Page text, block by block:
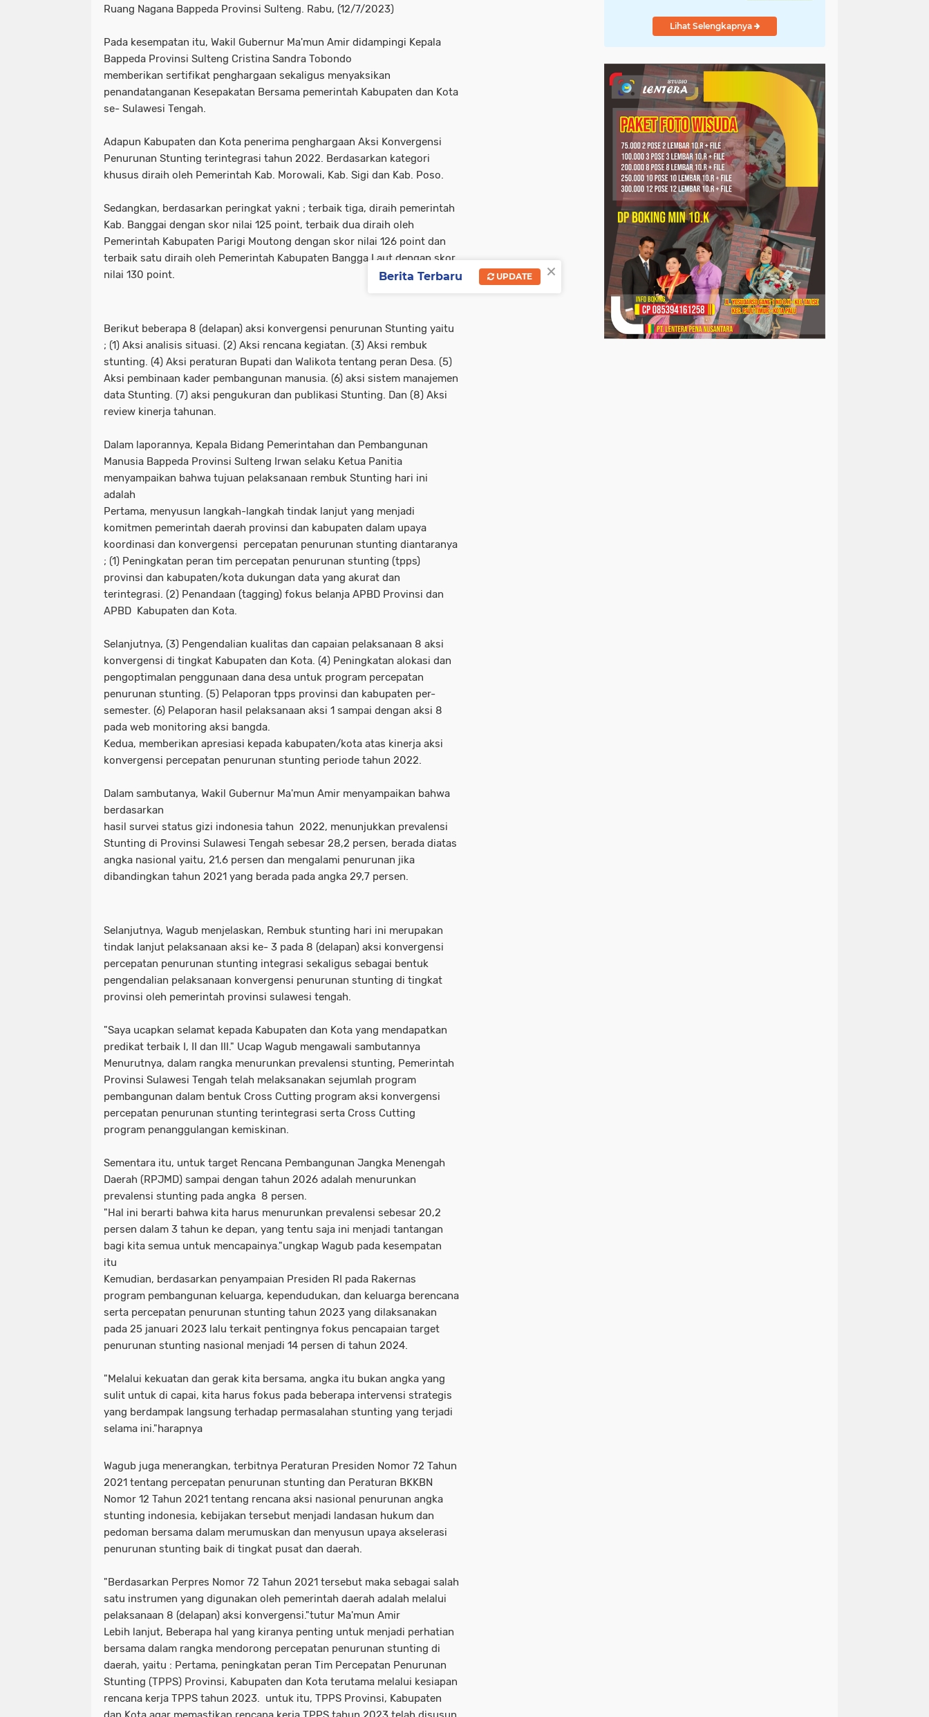
Ruang Nagana Bappeda Provinsi Sulteng. Rabu, (12/7/2023)
Pada kesempatan itu, Wakil Gubernur Ma'mun Amir didampingi Kepala
Bappeda Provinsi Sulteng Cristina Sandra Tobondo
memberikan sertifikat penghargaan sekaligus menyaksikan
penandatanganan Kesepakatan Bersama pemerintah Kabupaten dan Kota
se- Sulawesi Tengah.
Adapun Kabupaten dan Kota penerima penghargaan Aksi Konvergensi
Penurunan Stunting terintegrasi tahun 2022. Berdasarkan kategori
khusus diraih oleh Pemerintah Kab. Morowali, Kab. Sigi dan Kab. Poso.
Sedangkan, berdasarkan peringkat yakni ; terbaik tiga, diraih pemerintah
Kab. Banggai dengan skor nilai 125 point, terbaik dua diraih oleh
Pemerintah Kabupaten Parigi Moutong dengan skor nilai 126 point dan
terbaik satu diraih oleh Pemerintah Kabupaten Bangga Laut dengan skor
nilai 130 point.
Berikut beberapa 8 (delapan) aksi konvergensi penurunan Stunting yaitu
; (1) Aksi analisis situasi. (2) Aksi rencana kegiatan. (3) Aksi rembuk
stunting. (4) Aksi peraturan Bupati dan Walikota tentang peran Desa. (5)
Aksi pembinaan kader pembangunan manusia. (6) aksi sistem manajemen
data Stunting. (7) aksi pengukuran dan publikasi Stunting. Dan (8) Aksi
review kinerja tahunan.
Dalam laporannya, Kepala Bidang Pemerintahan dan Pembangunan
Manusia Bappeda Provinsi Sulteng Irwan selaku Ketua Panitia
menyampaikan bahwa tujuan pelaksanaan rembuk Stunting hari ini
adalah
Pertama, menyusun langkah-langkah tindak lanjut yang menjadi
komitmen pemerintah daerah provinsi dan kabupaten dalam upaya
koordinasi dan konvergensi percepatan penurunan stunting diantaranya
; (1) Peningkatan peran tim percepatan penurunan stunting (tpps)
provinsi dan kabupaten/kota dukungan data yang akurat dan
terintegrasi. (2) Penandaan (tagging) fokus belanja APBD Provinsi dan
APBD Kabupaten dan Kota.
Selanjutnya, (3) Pengendalian kualitas dan capaian pelaksanaan 8 aksi
konvergensi di tingkat Kabupaten dan Kota. (4) Peningkatan alokasi dan
pengoptimalan penggunaan dana desa untuk program percepatan
penurunan stunting. (5) Pelaporan tpps provinsi dan kabupaten per-
semester. (6) Pelaporan hasil pelaksanaan aksi 1 sampai dengan aksi 8
pada web monitoring aksi bangda.
Kedua, memberikan apresiasi kepada kabupaten/kota atas kinerja aksi
konvergensi percepatan penurunan stunting periode tahun 2022.
Dalam sambutanya, Wakil Gubernur Ma'mun Amir menyampaikan bahwa
berdasarkan
hasil survei status gizi indonesia tahun 2022, menunjukkan prevalensi
Stunting di Provinsi Sulawesi Tengah sebesar 28,2 persen, berada diatas
angka nasional yaitu, 21,6 persen dan mengalami penurunan jika
dibandingkan tahun 2021 yang berada pada angka 29,7 persen.
Selanjutnya, Wagub menjelaskan, Rembuk stunting hari ini merupakan
tindak lanjut pelaksanaan aksi ke- 3 pada 8 (delapan) aksi konvergensi
percepatan penurunan stunting integrasi sekaligus sebagai bentuk
pengendalian pelaksanaan konvergensi penurunan stunting di tingkat
provinsi oleh pemerintah provinsi sulawesi tengah.
"Saya ucapkan selamat kepada Kabupaten dan Kota yang mendapatkan
predikat terbaik I, II dan III." Ucap Wagub mengawali sambutannya
Menurutnya, dalam rangka menurunkan prevalensi stunting, Pemerintah
Provinsi Sulawesi Tengah telah melaksanakan sejumlah program
pembangunan dalam bentuk Cross Cutting program aksi konvergensi
percepatan penurunan stunting terintegrasi serta Cross Cutting
program penanggulangan kemiskinan.
Sementara itu, untuk target Rencana Pembangunan Jangka Menengah
Daerah (RPJMD) sampai dengan tahun 2026 adalah menurunkan
prevalensi stunting pada angka 8 persen.
"Hal ini berarti bahwa kita harus menurunkan prevalensi sebesar 20,2
persen dalam 3 tahun ke depan, yang tentu saja ini menjadi tantangan
bagi kita semua untuk mencapainya."ungkap Wagub pada kesempatan
itu
Kemudian, berdasarkan penyampaian Presiden RI pada Rakernas
program pembangunan keluarga, kependudukan, dan keluarga berencana
serta percepatan penurunan stunting tahun 2023 yang dilaksanakan
pada 25 januari 2023 lalu terkait pentingnya fokus pencapaian target
penurunan stunting nasional menjadi 14 persen di tahun 2024.
"Melalui kekuatan dan gerak kita bersama, angka itu bukan angka yang
sulit untuk di capai, kita harus fokus pada beberapa intervensi strategis
yang berdampak langsung terhadap permasalahan stunting yang terjadi
selama ini."harapnya
Wagub juga menerangkan, terbitnya Peraturan Presiden Nomor 72 Tahun
2021 tentang percepatan penurunan stunting dan Peraturan BKKBN
Nomor 12 Tahun 2021 tentang rencana aksi nasional penurunan angka
stunting indonesia, kebijakan tersebut menjadi landasan hukum dan
pedoman bersama dalam merumuskan dan menyusun upaya akselerasi
penurunan stunting baik di tingkat pusat dan daerah.
"Berdasarkan Perpres Nomor 72 Tahun 2021 tersebut maka sebagai salah
satu instrumen yang digunakan oleh pemerintah daerah adalah melalui
pelaksanaan 8 (delapan) aksi konvergensi."tutur Ma'mun Amir
Lebih lanjut, Beberapa hal yang kiranya penting untuk menjadi perhatian
bersama dalam rangka mendorong percepatan penurunan stunting di
daerah, yaitu : Pertama, peningkatan peran Tim Percepatan Penurunan
Stunting (TPPS) Provinsi, Kabupaten dan Kota terutama melalui kesiapan
rencana kerja TPPS tahun 2023. untuk itu, TPPS Provinsi, Kabupaten
Lihat Selengkapnya
×
Berita Terbaru UPDATE